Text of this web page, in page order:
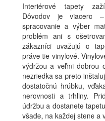
Interiérové tapety
Dôvodov je viacero
spracovanie a výber
problém ani s
zákazníci uvažujú o
práve tie vinylové.
výdržou a veľmi dobrou
nezriedka sa preto
dostatočnú hrúbku,
nerovnosti a trhliny.
údržbu a dostanete
všade, na každej stene a